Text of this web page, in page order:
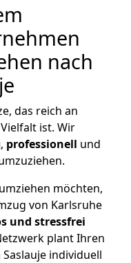
nach
das reich an
ist. Wir
, professionell und
möchten,
von Karlsruhe
und stressfrei
plant Ihren
individuell